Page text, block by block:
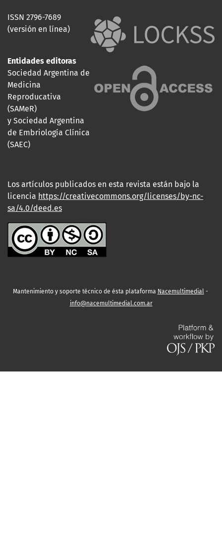
ISSN 2796-7689
(versión en línea)
Entidades editoras
Sociedad Argentina de
Medicina
Reproducativa
(SAMeR)
y Sociedad Argentina
de Embriología Clínica
(SAEC)
Los artículos publicados en esta revista están bajo la
licencia https://creativecommons.org/licenses/by-nc-
sa/4.0/deed.es
Mantenimiento y soporte técnico de ésta plataforma Nacemultimedial -
info@nacemultimedial.com.ar